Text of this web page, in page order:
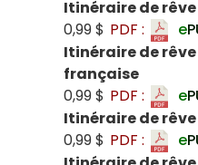
Itinéraire de
0,99 $ PDF : e
Itinéraire de
française
0,99 $ PDF : e
Itinéraire de
0,99 $ PDF : e